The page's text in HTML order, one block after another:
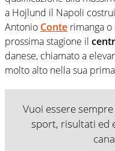
a Hojlund il Napoli
Antonio Conte rimanga
prossima stagione il
danese, chiamato a
molto alto nella sua
Vuoi essere
sport, risultati ed